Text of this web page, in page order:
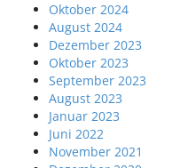
Oktober 2024
August 2024
Dezember 2023
Oktober 2023
September 2023
August 2023
Januar 2023
Juni 2022
November 2021